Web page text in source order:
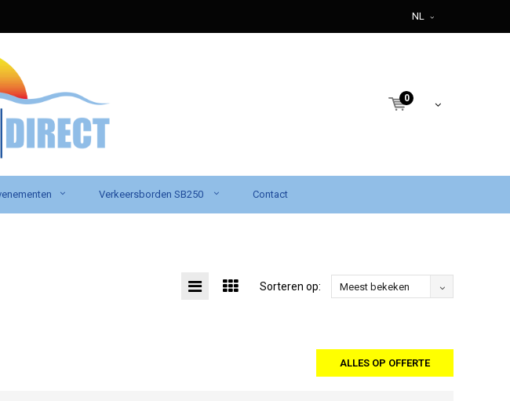
NL
0
Verkeersborden SB250 Contact
Sorteren op: Meest bekeken
ALLES OP OFFERTE